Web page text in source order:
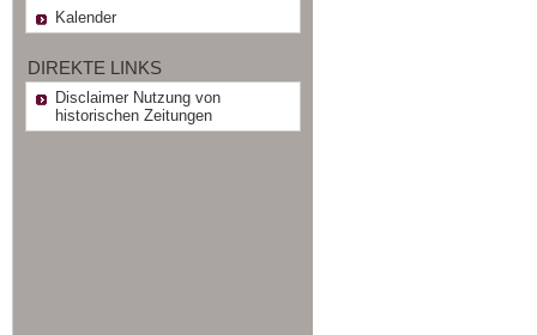
Kalender
DIREKTE LINKS
Disclaimer Nutzung von
historischen Zeitungen